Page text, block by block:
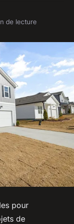
de lecture
pour
de